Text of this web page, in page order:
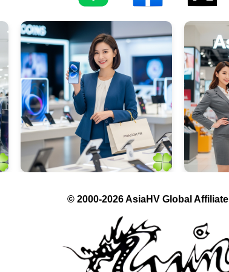
© 2000-2026 AsiaHV Global Affiliate